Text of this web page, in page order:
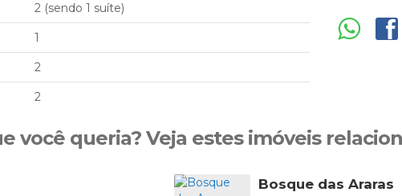
2 (sendo 1 suíte)
1
2
2
você queria? Veja estes imóveis
Bosque das Araras